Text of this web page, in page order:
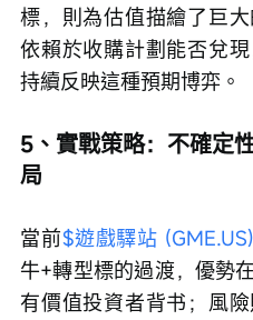
標，則為估值描繪了巨
依賴於收購計劃能否兌
持續反映這種預期博弈。
5、實戰策略：不確定
局
當前$遊戲驛站
牛+轉型標的過渡，優勢
有價值投資者背书；風